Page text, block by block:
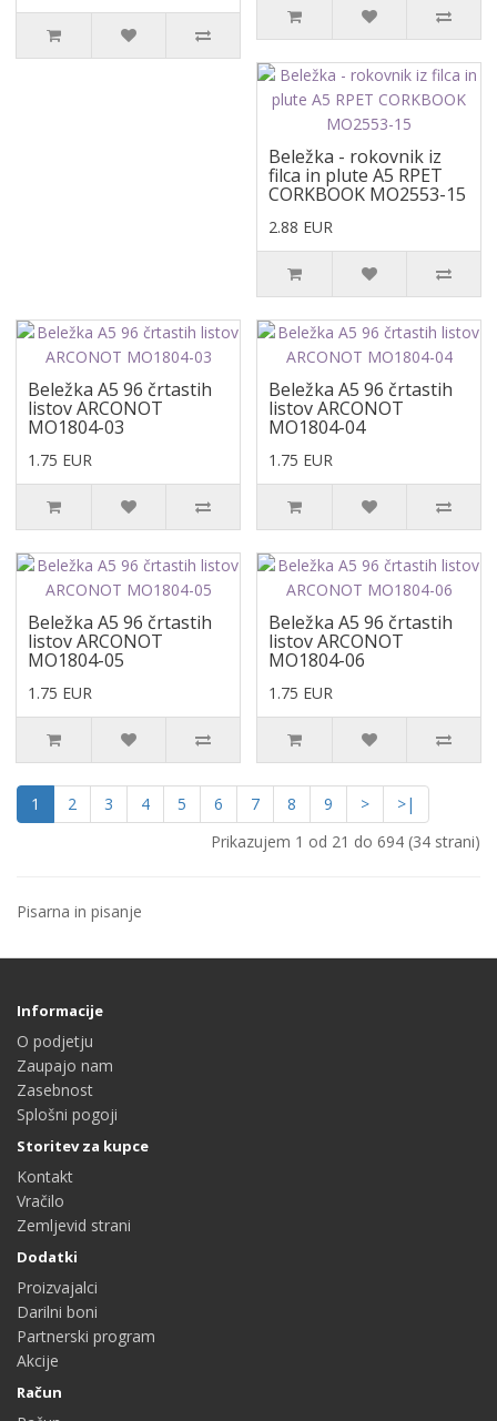
Beležka - rokovnik iz
filca in plute A5 RPET
CORKBOOK MO2553-15
2.88 EUR
Beležka A5 96 črtastih
listov ARCONOT
MO1804-03
1.75 EUR
Beležka A5 96 črtastih
listov ARCONOT
MO1804-04
1.75 EUR
Beležka A5 96 črtastih
listov ARCONOT
MO1804-05
1.75 EUR
Beležka A5 96 črtastih
listov ARCONOT
MO1804-06
1.75 EUR
1 2 3 4 5 6 7 8 9 >
>|
Prikazujem 1 od 21 do 694 (34 strani)
Pisarna in pisanje
Informacije
O podjetju
Zaupajo nam
Zasebnost
Splošni pogoji
Storitev za kupce
Kontakt
Vračilo
Zemljevid strani
Dodatki
Proizvajalci
Darilni boni
Partnerski program
Akcije
Račun